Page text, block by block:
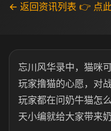
← 返回资讯列表 👉 点
忘川风华录中，猫咪
玩家撸猫的心愿，对
玩家都在问奶牛猫怎
天小编就给大家带来